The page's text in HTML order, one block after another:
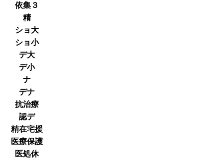
依集３
精
ショ大
ショ小
デ大
デ小
ナ
デナ
抗治療
認デ
精在宅援
医療保護
医処休